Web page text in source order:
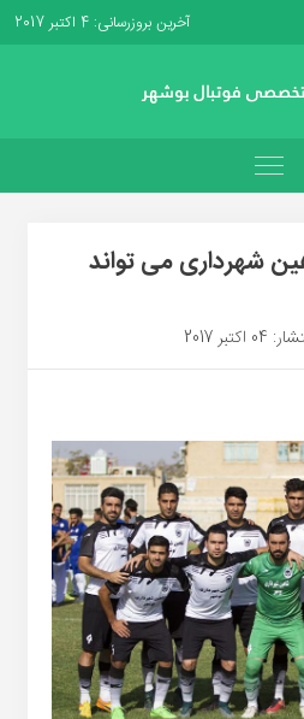
آخرین بروزرسانی: 4 اکتبر 2017
شهرداری می تواند
2017